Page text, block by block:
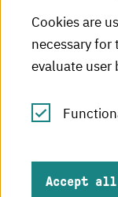
Cookies are
necessary
evaluate user
Accept all